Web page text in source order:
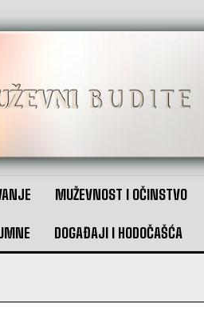
MUŽEVNOST I OČINSTVO
DOGAĐAJI I HODOČAŠĆA